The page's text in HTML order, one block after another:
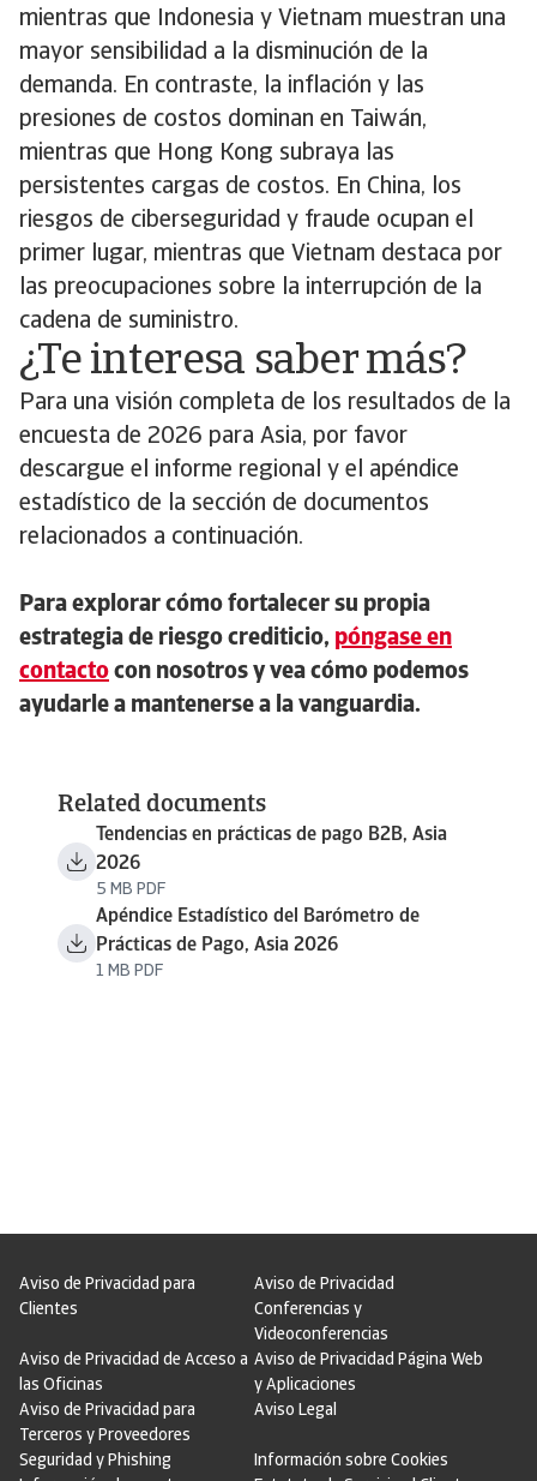
mientras que Indonesia y Vietnam muestran una
mayor sensibilidad a la disminución de la
demanda. En contraste, la inflación y las
presiones de costos dominan en Taiwán,
mientras que Hong Kong subraya las
persistentes cargas de costos. En China, los
riesgos de ciberseguridad y fraude ocupan el
primer lugar, mientras que Vietnam destaca por
las preocupaciones sobre la interrupción de la
cadena de suministro.
¿Te interesa saber más?
Para una visión completa de los resultados de la
encuesta de 2026 para Asia, por favor
descargue el informe regional y el apéndice
estadístico de la sección de documentos
relacionados a continuación.
Para explorar cómo fortalecer su propia
estrategia de riesgo crediticio, póngase en
contacto con nosotros y vea cómo podemos
ayudarle a mantenerse a la vanguardia.
Related documents
Tendencias en prácticas de pago B2B, Asia
2026
5 MB PDF
Apéndice Estadístico del Barómetro de
Prácticas de Pago, Asia 2026
1 MB PDF
Aviso de Privacidad para
Clientes
Aviso de Privacidad
Conferencias y
Videoconferencias
Aviso de Privacidad de Acceso a
las Oficinas
Aviso de Privacidad Página Web
y Aplicaciones
Aviso de Privacidad para
Terceros y Proveedores
Aviso Legal
Seguridad y Phishing
Información sobre Cookies